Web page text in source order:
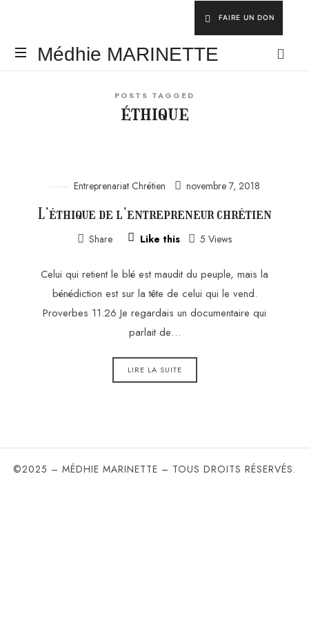
FAIRE UN DON
Médhie
Médhie MARINETTE
POSTS TAGGED
éthique
Entreprenariat Chrétien novembre 7, 2018
L’éthique de l’entrepreneur chrétien
Share Like this 5 Views
Celui qui retient le blé est maudit du peuple, mais la
bénédiction est sur la tête de celui qui le vend.
Proverbes 11.26 Je regardais un documentaire qui
parlait de…
LIRE LA SUITE
©2025 – MÉDHIE MARINETTE – TOUS DROITS RÉSERVÉS.